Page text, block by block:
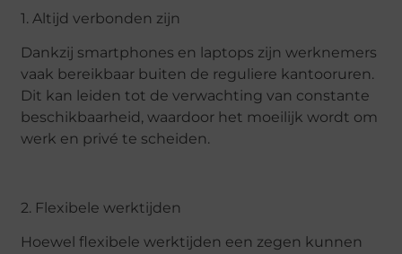
1. Altijd verbonden zijn
Dankzij smartphones en laptops zijn werknemers
vaak bereikbaar buiten de reguliere kantooruren.
Dit kan leiden tot de verwachting van constante
beschikbaarheid, waardoor het moeilijk wordt om
werk en privé te scheiden.
2. Flexibele werktijden
Hoewel flexibele werktijden een zegen kunnen